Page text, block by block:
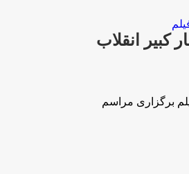
انقلاب
برگزاری مراسم